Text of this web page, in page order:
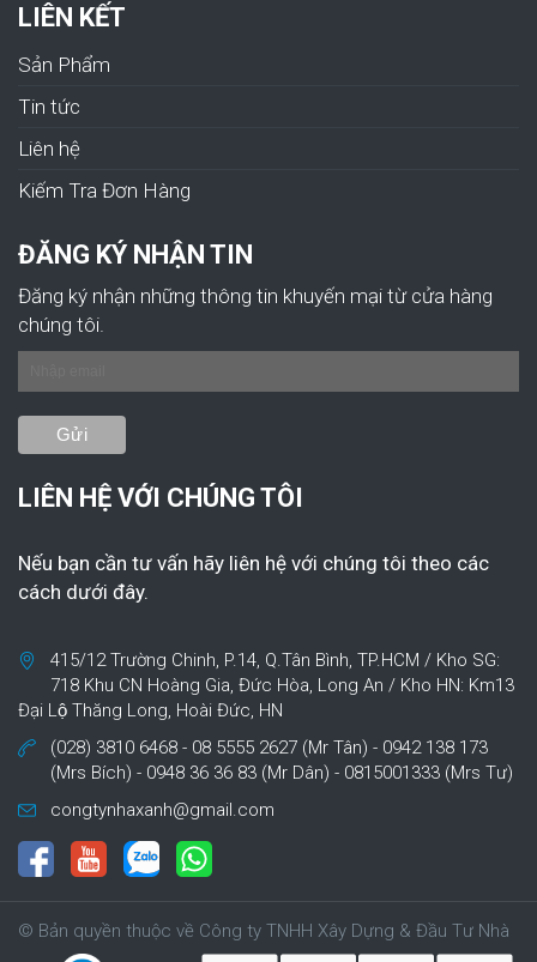
LIÊN KẾT
Sản Phẩm
Tin tức
Liên hệ
Kiếm Tra Đơn Hàng
ĐĂNG KÝ NHẬN TIN
Đăng ký nhận những thông tin khuyến mại từ cửa hàng
chúng tôi.
LIÊN HỆ VỚI CHÚNG TÔI
Nếu bạn cần tư vấn hãy liên hệ với chúng tôi theo các
cách dưới đây.
415/12 Trường Chinh, P.14, Q.Tân Bình, TP.HCM / Kho SG:
718 Khu CN Hoàng Gia, Đức Hòa, Long An / Kho HN: Km13
Đại Lộ Thăng Long, Hoài Đức, HN
(028) 3810 6468 - 08 5555 2627 (Mr Tân) - 0942 138 173
(Mrs Bích) - 0948 36 36 83 (Mr Dân) - 0815001333 (Mrs Tư)
congtynhaxanh@gmail.com
© Bản quyền thuộc về Công ty TNHH Xây Dựng & Đầu Tư Nhà